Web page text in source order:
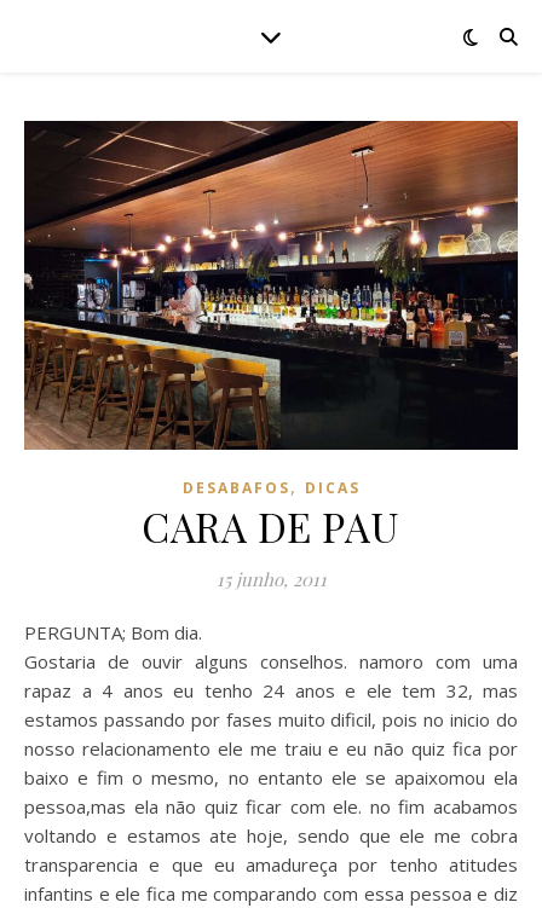
DESABAFOS, DICAS
CARA DE PAU
15 junho, 2011
PERGUNTA; Bom dia.
Gostaria de ouvir alguns conselhos. namoro com uma
rapaz a 4 anos eu tenho 24 anos e ele tem 32, mas
estamos passando por fases muito dificil, pois no inicio do
nosso relacionamento ele me traiu e eu não quiz fica por
baixo e fim o mesmo, no entanto ele se apaixomou ela
pessoa,mas ela não quiz ficar com ele. no fim acabamos
voltando e estamos ate hoje, sendo que ele me cobra
transparencia e que eu amadureça por tenho atitudes
infantins e ele fica me comparando com essa pessoa e diz